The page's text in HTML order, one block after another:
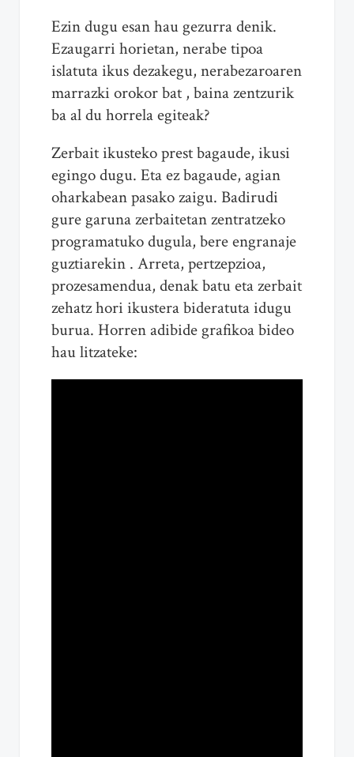
Ezin dugu esan hau gezurra denik.
Ezaugarri horietan, nerabe tipoa
islatuta ikus dezakegu, nerabezaroaren
marrazki orokor bat , baina zentzurik
ba al du horrela egiteak?
Zerbait ikusteko prest bagaude, ikusi
egingo dugu. Eta ez bagaude, agian
oharkabean pasako zaigu. Badirudi
gure garuna zerbaitetan zentratzeko
programatuko dugula, bere engranaje
guztiarekin . Arreta, pertzepzioa,
prozesamendua, denak batu eta zerbait
zehatz hori ikustera bideratuta idugu
burua. Horren adibide grafikoa bideo
hau litzateke: